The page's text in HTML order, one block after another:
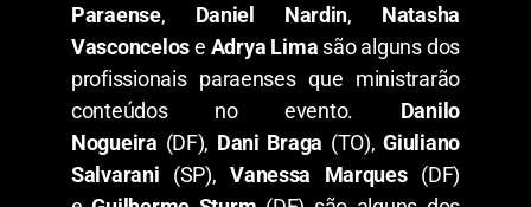
Paraense, Daniel Nardin, Natasha
Vasconcelose Adrya Lima são alguns dos
profissionais paraenses que ministrarão
conteúdos no evento. Danilo
Nogueira (DF), Dani Braga (TO),Giuliano
Salvarani (SP),Vanessa Marques(DF)